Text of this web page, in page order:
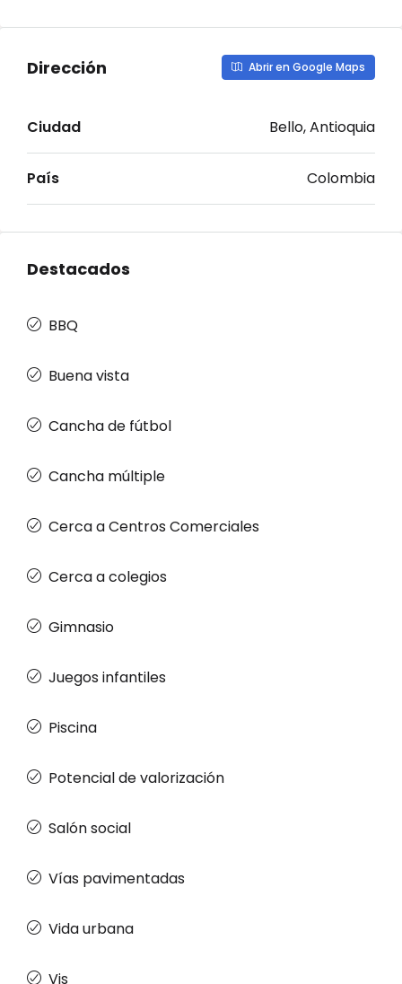
Dirección Abrir en Google Maps
Ciudad Bello, Antioquia
País Colombia
Destacados
BBQ
Buena vista
Cancha de fútbol
Cancha múltiple
Cerca a Centros Comerciales
Cerca a colegios
Gimnasio
Juegos infantiles
Piscina
Potencial de valorización
Salón social
Vías pavimentadas
Vida urbana
Vis